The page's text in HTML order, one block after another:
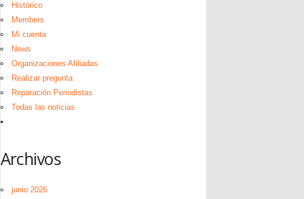
Histórico
Members
Mi cuenta
News
Organizaciones Afiliadas
Realizar pregunta
Reparación Periodistas
Todas las noticias
Archivos
junio 2026